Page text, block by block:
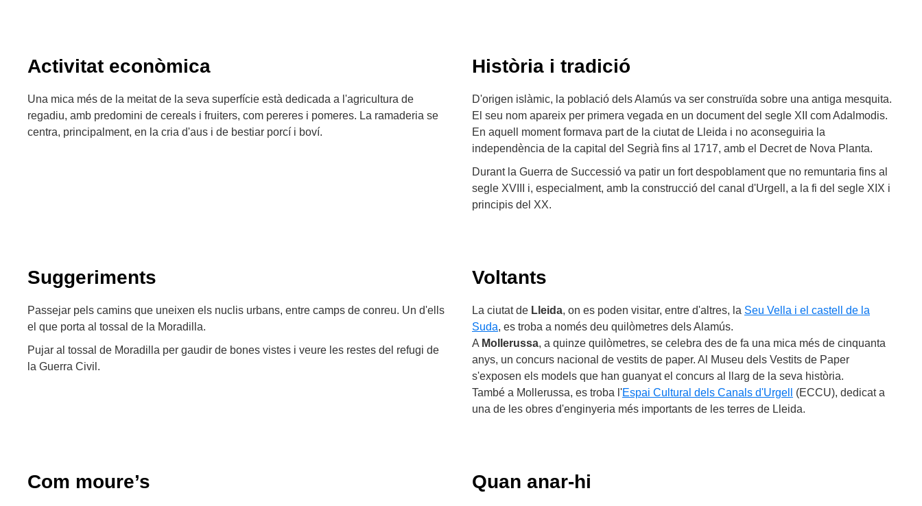
Activitat econòmica
Una mica més de la meitat de la seva superfície està dedicada a l'agricultura de
regadiu, amb predomini de cereals i fruiters, com pereres i pomeres. La ramaderia se
centra, principalment, en la cria d'aus i de bestiar porcí i boví.
Història i tradició
D'origen islàmic, la població dels Alamús va ser construïda sobre una antiga mesquita.
El seu nom apareix per primera vegada en un document del segle XII com Adalmodis.
En aquell moment formava part de la ciutat de Lleida i no aconseguiria la
independència de la capital del Segrià fins al 1717, amb el Decret de Nova Planta.
Durant la Guerra de Successió va patir un fort despoblament que no remuntaria fins al
segle XVIII i, especialment, amb la construcció del canal d'Urgell, a la fi del segle XIX i
principis del XX.
Suggeriments
Passejar pels camins que uneixen els nuclis urbans, entre camps de conreu. Un d'ells
el que porta al tossal de la Moradilla.
Pujar al tossal de Moradilla per gaudir de bones vistes i veure les restes del refugi de
la Guerra Civil.
Voltants
La ciutat de Lleida, on es poden visitar, entre d'altres, la Seu Vella i el castell de la
Suda, es troba a només deu quilòmetres dels Alamús.
A Mollerussa, a quinze quilòmetres, se celebra des de fa una mica més de cinquanta
anys, un concurs nacional de vestits de paper. Al Museu dels Vestits de Paper
s'exposen els models que han guanyat el concurs al llarg de la seva història.
També a Mollerussa, es troba l'Espai Cultural dels Canals d'Urgell
(ECCU), dedicat a
una de les obres d'enginyeria més importants de les terres de Lleida.
Com moure’s Quan anar-hi